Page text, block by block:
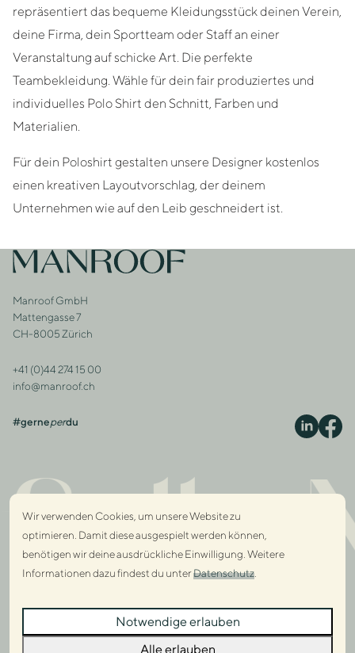
repräsentiert das bequeme Kleidungsstück deinen Verein,
deine Firma, dein Sportteam oder Staff an einer
Veranstaltung auf schicke Art. Die perfekte
Teambekleidung. Wähle für dein fair produziertes und
individuelles Polo Shirt den Schnitt, Farben und
Materialien.
Für dein Poloshirt gestalten unsere Designer kostenlos
einen kreativen Layoutvorschlag, der deinem
Unternehmen wie auf den Leib geschneidert ist.
Footer
Zur Startseite
Adresse
Manroof GmbH
Mattengasse 7
CH-8005 Zürich
Kontakt
+41 (0)44 274 15 00
info@manroof.ch
#gerneperdu
Wir verwenden Cookies, um unsere Website zu
optimieren. Damit diese ausgespielt werden können,
benötigen wir deine ausdrückliche Einwilligung. Weitere
Informationen dazu findest du unterDatenschutz
Notwendige erlauben
Alle erlauben